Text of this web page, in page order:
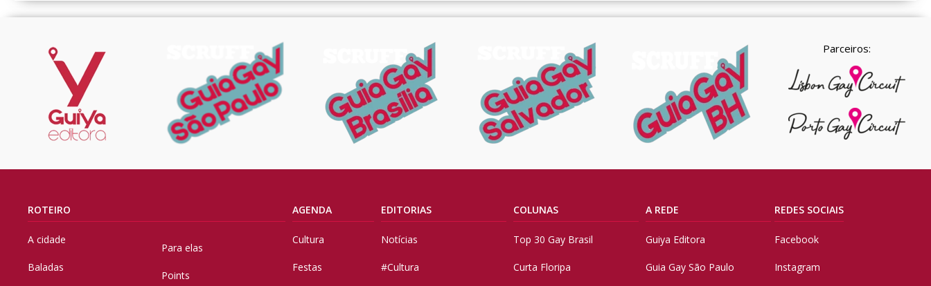
Parceiros:
ROTEIRO
A cidade
Baladas
Para elas
Points
AGENDA
Cultura
Festas
EDITORIAS
Notícias
#Cultura
COLUNAS
Top 30 Gay Brasil
Curta Floripa
A REDE
Guiya Editora
Guia Gay São Paulo
REDES SOCIAIS
Facebook
Instagram